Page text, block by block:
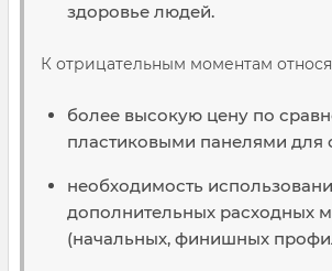
здоровье людей.
К отрицательным моментам
более высокую цену по
пластиковыми панелями для
необходимость
дополнительных расходных
(начальных, финишных